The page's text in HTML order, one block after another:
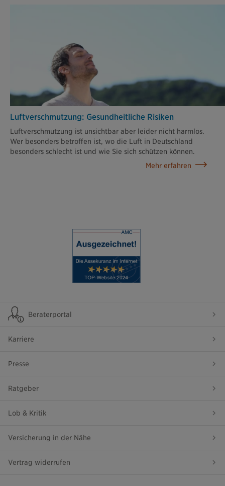
Luftverschmutzung: Gesundheitliche Risiken
Luftverschmutzung ist unsichtbar aber leider nicht harmlos.
Wer besonders betroffen ist, wo die Luft in Deutschland
besonders schlecht ist und wie Sie sich schützen können.
Mehr erfahren
Beraterportal
Karriere
Presse
Ratgeber
Lob & Kritik
Versicherung in der Nähe
Vertrag widerrufen